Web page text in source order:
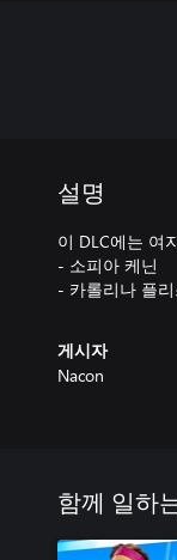
설명
이 DLC에는 여
- 소피아 케닌
- 카롤리나 플
게시자
Nacon
함께 일하